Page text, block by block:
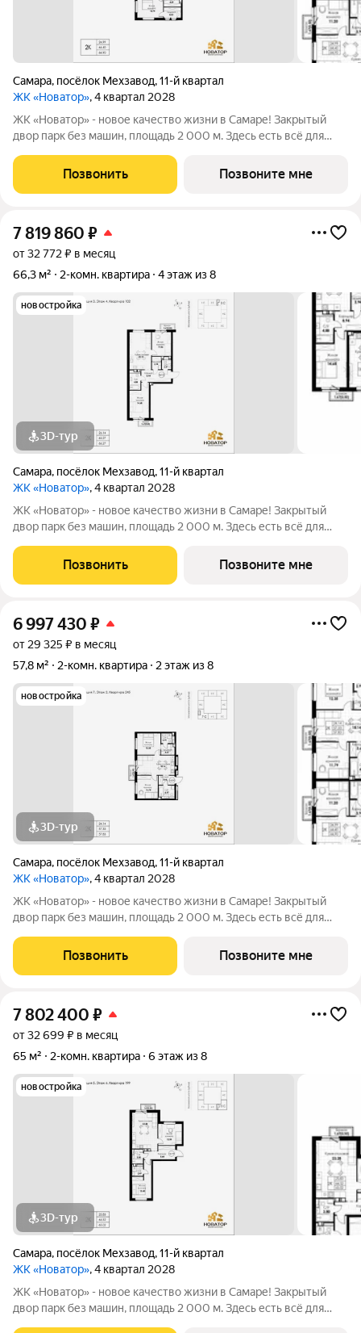
Самара, посёлок Мехзавод,11-й квартал
ЖК «Новатор», 4 квартал 2028
ЖК «Новатор» - новое качество жизни в Самаре! Закрытый
двор парк без машин, площадь 2 000 м. Здесь есть всё для
спортивные зоны ландшафтное озеленение Безопасность на
высшем уровне: система
Позвонить Позвоните мне
7 819 860 ₽
от 32 772 ₽ в месяц
66,3 м²
2-комн. квартира 4 этаж из 8
новостройка
3D-тур
Самара, посёлок Мехзавод,11-й квартал
ЖК «Новатор», 4 квартал 2028
ЖК «Новатор» - новое качество жизни в Самаре! Закрытый
двор парк без машин, площадь 2 000 м. Здесь есть всё для
спортивные зоны ландшафтное озеленение Безопасность на
высшем уровне: система
Позвонить Позвоните мне
6 997 430 ₽
от 29 325 ₽ в месяц
57,8 м²
2-комн. квартира 2 этаж из 8
новостройка
3D-тур
Самара, посёлок Мехзавод,11-й квартал
ЖК «Новатор», 4 квартал 2028
ЖК «Новатор» - новое качество жизни в Самаре! Закрытый
двор парк без машин, площадь 2 000 м. Здесь есть всё для
спортивные зоны ландшафтное озеленение Безопасность на
высшем уровне: система
Позвонить Позвоните мне
7 802 400 ₽
от 32 699 ₽ в месяц
65 м²
2-комн. квартира 6 этаж из 8
новостройка
3D-тур
Самара, посёлок Мехзавод,11-й квартал
ЖК «Новатор», 4 квартал 2028
ЖК «Новатор» - новое качество жизни в Самаре! Закрытый
двор парк без машин, площадь 2 000 м. Здесь есть всё для